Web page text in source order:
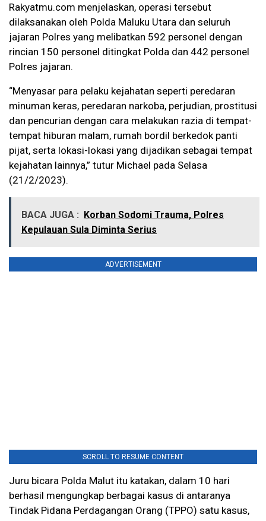
Rakyatmu.com menjelaskan, operasi tersebut
dilaksanakan oleh Polda Maluku Utara dan seluruh
jajaran Polres yang melibatkan 592 personel dengan
rincian 150 personel ditingkat Polda dan 442 personel
Polres jajaran.
“Menyasar para pelaku kejahatan seperti peredaran
minuman keras, peredaran narkoba, perjudian, prostitusi
dan pencurian dengan cara melakukan razia di tempat-
tempat hiburan malam, rumah bordil berkedok panti
pijat, serta lokasi-lokasi yang dijadikan sebagai tempat
kejahatan lainnya,” tutur Michael pada Selasa
(21/2/2023).
BACA JUGA : Korban Sodomi Trauma, Polres
Kepulauan Sula Diminta Serius
ADVERTISEMENT
SCROLL TO RESUME CONTENT
Juru bicara Polda Malut itu katakan, dalam 10 hari
berhasil mengungkap berbagai kasus di antaranya
Tindak Pidana Perdagangan Orang (TPPO) satu kasus,